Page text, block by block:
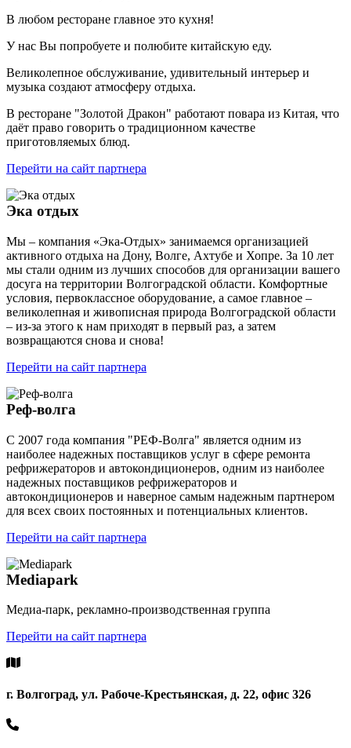
В любом ресторане главное это кухня!
У нас Вы попробуете и полюбите китайскую еду.
Великолепное обслуживание, удивительный интерьер и
музыка создают атмосферу отдыха.
В ресторане "Золотой Дракон" работают повара из Китая, что
даёт право говорить о традиционном качестве
приготовляемых блюд.
Перейти на сайт партнера
Эка отдых
Мы – компания «Эка-Отдых» занимаемся организацией
активного отдыха на Дону, Волге, Ахтубе и Хопре. За 10 лет
мы стали одним из лучших способов для организации вашего
досуга на территории Волгоградской области. Комфортные
условия, первоклассное оборудование, а самое главное –
великолепная и живописная природа Волгоградской области
– из-за этого к нам приходят в первый раз, а затем
возвращаются снова и снова!
Перейти на сайт партнера
Реф-волга
C 2007 года компания "РЕФ-Волга" является одним из
наиболее надежных поставщиков услуг в сфере ремонта
рефрижераторов и автокондиционеров, одним из наиболее
надежных поставщиков рефрижераторов и
автокондиционеров и наверное самым надежным партнером
для всех своих постоянных и потенциальных клиентов.
Перейти на сайт партнера
Mediapark
Медиа-парк, рекламно-производственная группа
Перейти на сайт партнера
г. Волгоград, ул. Рабоче-Крестьянская, д. 22, офис 326